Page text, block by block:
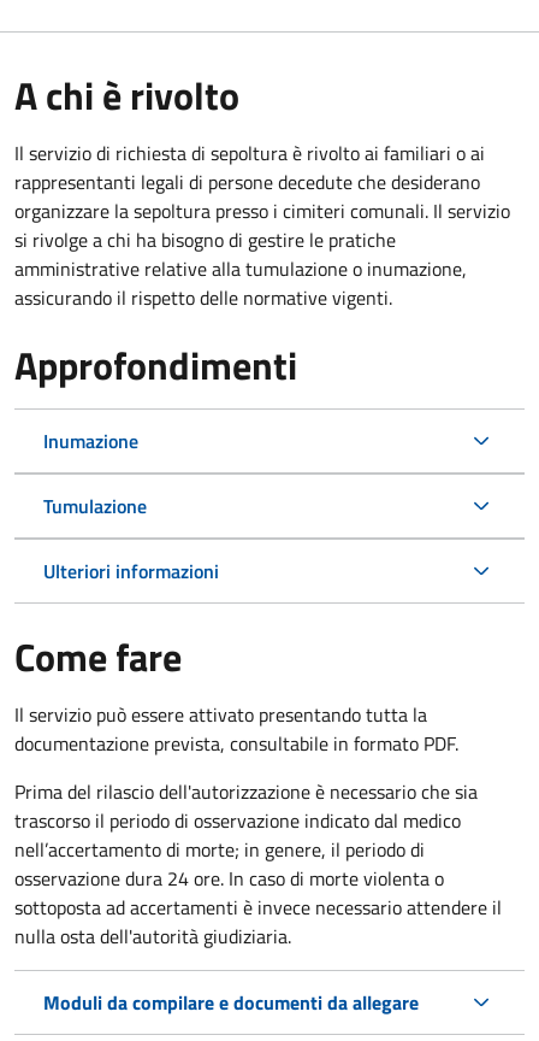
A chi è rivolto
Il servizio di richiesta di sepoltura è rivolto ai familiari o ai
rappresentanti legali di persone decedute che desiderano
organizzare la sepoltura presso i cimiteri comunali. Il servizio
si rivolge a chi ha bisogno di gestire le pratiche
amministrative relative alla tumulazione o inumazione,
assicurando il rispetto delle normative vigenti.
Approfondimenti
Inumazione
Tumulazione
Ulteriori informazioni
Come fare
Il servizio può essere attivato presentando tutta la
documentazione prevista, consultabile in formato PDF.
Prima del rilascio dell'autorizzazione è necessario che sia
trascorso il periodo di osservazione indicato dal medico
nell’accertamento di morte; in genere, il periodo di
osservazione dura 24 ore. In caso di morte violenta o
sottoposta ad accertamenti è invece necessario attendere il
nulla osta dell'autorità giudiziaria.
Moduli da compilare e documenti da allegare